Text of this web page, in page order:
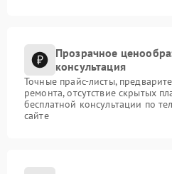
Прозрачное
консультация
Точные прайс-листы,
ремонта, отсутствие скрытых
бесплатной консультации по
сайте